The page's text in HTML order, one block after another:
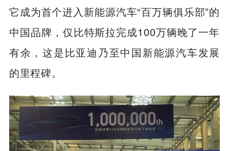
它成为首个进入新能源汽车“百万辆俱乐部”的
中国品牌，仅比特斯拉完成100万辆晚了一年
有余，这是比亚迪乃至中国新能源汽车发展
的里程碑。